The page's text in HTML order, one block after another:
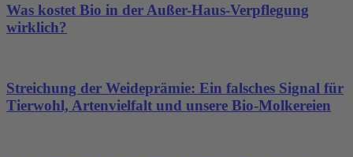
Was kostet Bio in der Außer-Haus-Verpflegung
wirklich?
Streichung der Weideprämie: Ein falsches Signal für
Tierwohl, Artenvielfalt und unsere Bio-Molkereien